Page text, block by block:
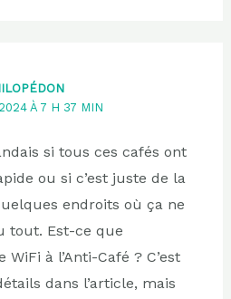
À 7 H 37 MIN
si tous ces cafés ont
ou si c’est juste de la
endroits où ça ne
tout. Est-ce que
à l’Anti-Café ? C’est
dans l’article, mais